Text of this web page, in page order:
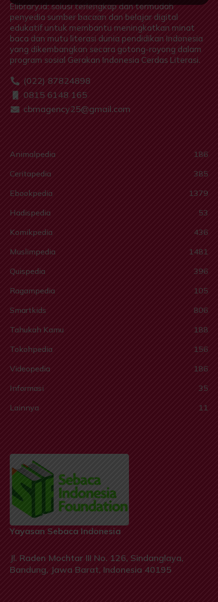
Elibrary.id: solusi terlengkap dan termudah
penyedia sumber bacaan dan belajar digital
edukatif untuk membantu meningkatkan minat
baca dan mutu literasi dunia pendidikan Indonesia
yang dikembangkan secara gotong-royong dalam
program sosial Gerakan Indonesia Cerdas Literasi.
(022) 87824898
0815 6148 165
cbmagency25@gmail.com
Animalpedia
186
Ceritapedia
385
Ebookpedia
1379
Hadispedia
53
Komikpedia
436
Muslimpedia
1481
Quispedia
396
Ragampedia
105
Smartkids
806
Tahukah Kamu
188
Tokohpedia
156
Videopedia
186
Informasi
35
Lainnya
11
Yayasan Sebaca Indonesia
Jl. Raden Mochtar III No. 126, Sindanglaya,
Bandung, Jawa Barat, Indonesia 40195